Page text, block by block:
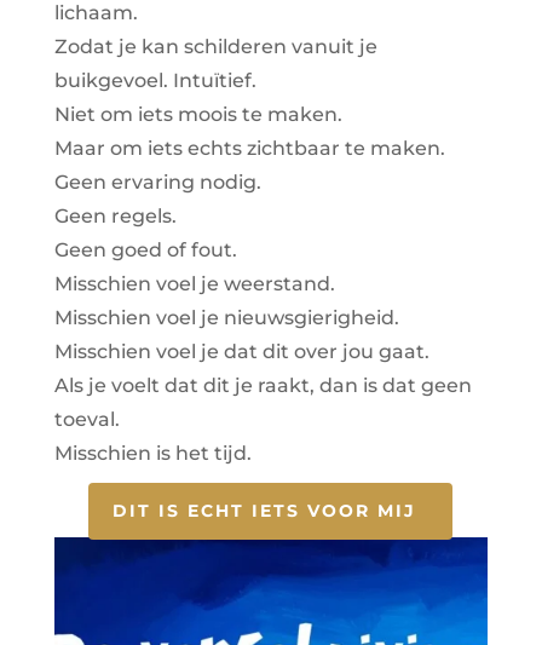
lichaam.
Zodat je kan schilderen vanuit je
buikgevoel. Intuïtief.
Niet om iets moois te maken.
Maar om iets echts zichtbaar te maken.
Geen ervaring nodig.
Geen regels.
Geen goed of fout.
Misschien voel je weerstand.
Misschien voel je nieuwsgierigheid.
Misschien voel je dat dit over jou gaat.
Als je voelt dat dit je raakt, dan is dat geen
toeval.
Misschien is het tijd.
DIT IS ECHT IETS VOOR MIJ